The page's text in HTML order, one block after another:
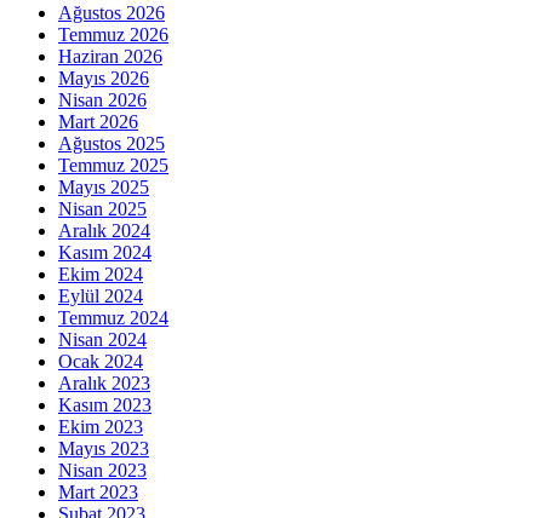
Ağustos 2026
Temmuz 2026
Haziran 2026
Mayıs 2026
Nisan 2026
Mart 2026
Ağustos 2025
Temmuz 2025
Mayıs 2025
Nisan 2025
Aralık 2024
Kasım 2024
Ekim 2024
Eylül 2024
Temmuz 2024
Nisan 2024
Ocak 2024
Aralık 2023
Kasım 2023
Ekim 2023
Mayıs 2023
Nisan 2023
Mart 2023
Şubat 2023